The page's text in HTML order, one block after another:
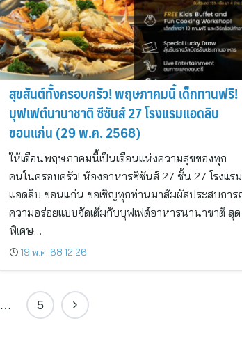
สุขสันต์ทั้งครอบครัว! พฤษภาคมนี้ เด็กทานฟรี!
บุฟเฟต์นานาชาติ ซีซันส์ 27 โรงแรมแอดลิบ
ขอนแก่น (29 พ.ค. 2568)
ให้เดือนพฤษภาคมนี้เป็นเดือนแห่งความสุขของทุก
คนในครอบครัว! ห้องอาหารซีซันส์ 27 ชั้น 27 โรงแรม
แอดลิบ ขอนแก่น ขอเชิญทุกท่านมาสัมผัสประสบกา
ความอร่อยแบบจัดเต็มกับบุฟเฟต์อาหารนานาชาติ สุด
พิเศษ…
19 พ.ค. 68 12:26
… 5